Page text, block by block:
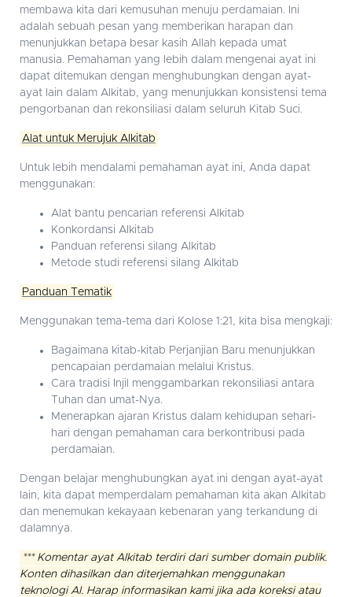
membawa kita dari kemusuhan menuju perdamaian. Ini
adalah sebuah pesan yang memberikan harapan dan
menunjukkan betapa besar kasih Allah kepada umat
manusia. Pemahaman yang lebih dalam mengenai ayat ini
dapat ditemukan dengan menghubungkan dengan ayat-
ayat lain dalam Alkitab, yang menunjukkan konsistensi tema
pengorbanan dan rekonsiliasi dalam seluruh Kitab Suci.
Alat untuk Merujuk Alkitab
Untuk lebih mendalami pemahaman ayat ini, Anda dapat
menggunakan:
Alat bantu pencarian referensi Alkitab
Konkordansi Alkitab
Panduan referensi silang Alkitab
Metode studi referensi silang Alkitab
Panduan Tematik
Menggunakan tema-tema dari Kolose 1:21, kita bisa mengkaji:
Bagaimana kitab-kitab Perjanjian Baru menunjukkan
pencapaian perdamaian melalui Kristus.
Cara tradisi Injil menggambarkan rekonsiliasi antara
Tuhan dan umat-Nya.
Menerapkan ajaran Kristus dalam kehidupan sehari-
hari dengan pemahaman cara berkontribusi pada
perdamaian.
Dengan belajar menghubungkan ayat ini dengan ayat-ayat
lain, kita dapat memperdalam pemahaman kita akan Alkitab
dan menemukan kekayaan kebenaran yang terkandung di
dalamnya.
*** Komentar ayat Alkitab terdiri dari sumber domain publik.
Konten dihasilkan dan diterjemahkan menggunakan
teknologi AI. Harap informasikan kami jika ada koreksi atau